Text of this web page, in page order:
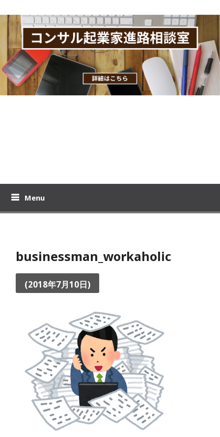
to
content
おりーのビジブロ！
Menu
businessman_workaholic
(2018年7月10日)